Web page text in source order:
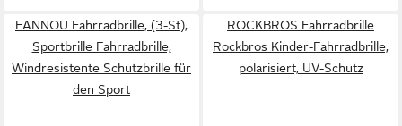
FANNOU Fahrradbrille, (3-St),
Sportbrille Fahrradbrille,
Windresistente Schutzbrille für
den Sport
ROCKBROS Fahrradbrille
Rockbros Kinder-Fahrradbrille,
polarisiert, UV-Schutz